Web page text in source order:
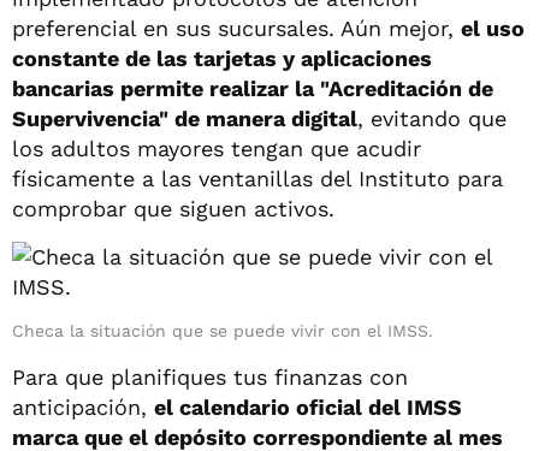
preferencial en sus sucursales. Aún mejor, el uso
constante de las tarjetas y aplicaciones
bancarias permite realizar la "Acreditación de
Supervivencia" de manera digital, evitando que
los adultos mayores tengan que acudir
físicamente a las ventanillas del Instituto para
comprobar que siguen activos.
Checa la situación que se puede vivir con el IMSS.
Para que planifiques tus finanzas con
anticipación, el calendario oficial del IMSS
marca que el depósito correspondiente al mes